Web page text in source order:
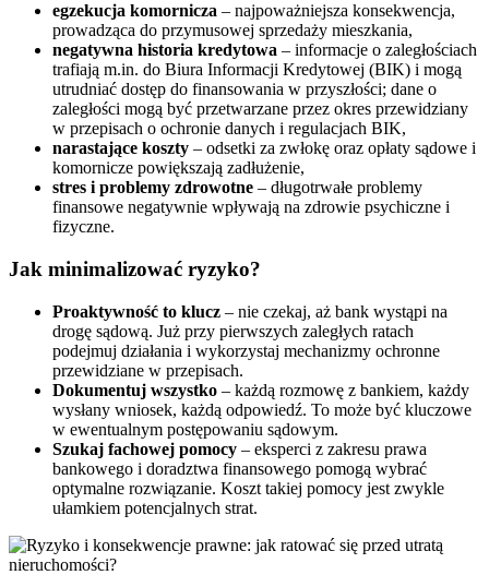
egzekucja komornicza – najpoważniejsza konsekwencja,
prowadząca do przymusowej sprzedaży mieszkania,
negatywna historia kredytowa – informacje o zaległościach
trafiają m.in. do Biura Informacji Kredytowej (BIK) i mogą
utrudniać dostęp do finansowania w przyszłości; dane o
zaległości mogą być przetwarzane przez okres przewidziany
w przepisach o ochronie danych i regulacjach BIK,
narastające koszty – odsetki za zwłokę oraz opłaty sądowe i
komornicze powiększają zadłużenie,
stres i problemy zdrowotne – długotrwałe problemy
finansowe negatywnie wpływają na zdrowie psychiczne i
fizyczne.
Jak minimalizować ryzyko?
Proaktywność to klucz – nie czekaj, aż bank wystąpi na
drogę sądową. Już przy pierwszych zaległych ratach
podejmuj działania i wykorzystaj mechanizmy ochronne
przewidziane w przepisach.
Dokumentuj wszystko – każdą rozmowę z bankiem, każdy
wysłany wniosek, każdą odpowiedź. To może być kluczowe
w ewentualnym postępowaniu sądowym.
Szukaj fachowej pomocy – eksperci z zakresu prawa
bankowego i doradztwa finansowego pomogą wybrać
optymalne rozwiązanie. Koszt takiej pomocy jest zwykle
ułamkiem potencjalnych strat.